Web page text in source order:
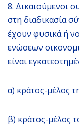
8. Δικαιούμενοι
στη διαδικασία
έχουν φυσικά ή
ενώσεων
είναι
α) κράτος-μέλος
β) κράτος-μέλος